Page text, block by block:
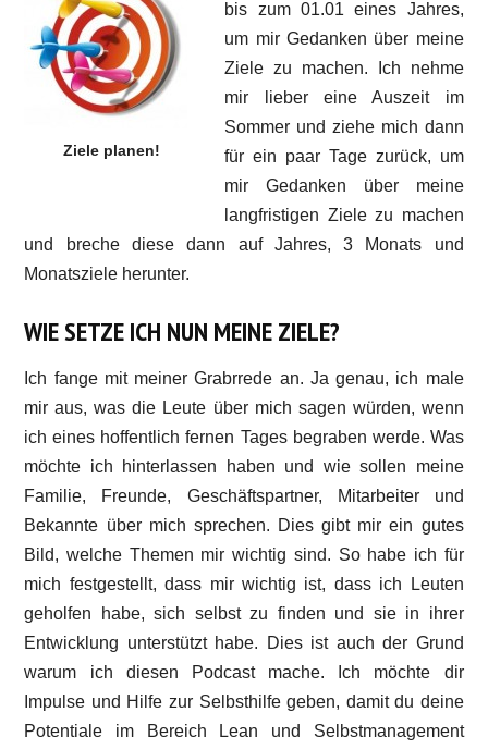
Ziele planen!
bis zum 01.01 eines Jahres,
um mir Gedanken über meine
Ziele zu machen. Ich nehme
mir lieber eine Auszeit im
Sommer und ziehe mich dann
für ein paar Tage zurück, um
mir Gedanken über meine
langfristigen Ziele zu machen
und breche diese dann auf Jahres, 3 Monats und
Monatsziele herunter.
WIE SETZE ICH NUN MEINE ZIELE?
Ich fange mit meiner Grabrrede an. Ja genau, ich male
mir aus, was die Leute über mich sagen würden, wenn
ich eines hoffentlich fernen Tages begraben werde. Was
möchte ich hinterlassen haben und wie sollen meine
Familie, Freunde, Geschäftspartner, Mitarbeiter und
Bekannte über mich sprechen. Dies gibt mir ein gutes
Bild, welche Themen mir wichtig sind. So habe ich für
mich festgestellt, dass mir wichtig ist, dass ich Leuten
geholfen habe, sich selbst zu finden und sie in ihrer
Entwicklung unterstützt habe. Dies ist auch der Grund
warum ich diesen Podcast mache. Ich möchte dir
Impulse und Hilfe zur Selbsthilfe geben, damit du deine
Potentiale im Bereich Lean und Selbstmanagement